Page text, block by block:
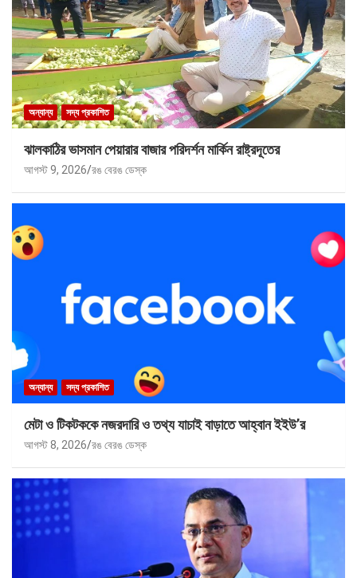
অন্যান্য সদ্য প্রকাশিত
ঝালকাঠির ভাসমান পেয়ারার বাজার পরিদর্শন মার্কিন রাষ্ট্রদূতের
আগস্ট 9, 2026 রঙ বেরঙ ডেস্ক
অন্যান্য সদ্য প্রকাশিত
মেটা ও টিকটককে নজরদারি ও তথ্য যাচাই বাড়াতে আহ্বান ইইউ’র
আগস্ট 8, 2026 রঙ বেরঙ ডেস্ক